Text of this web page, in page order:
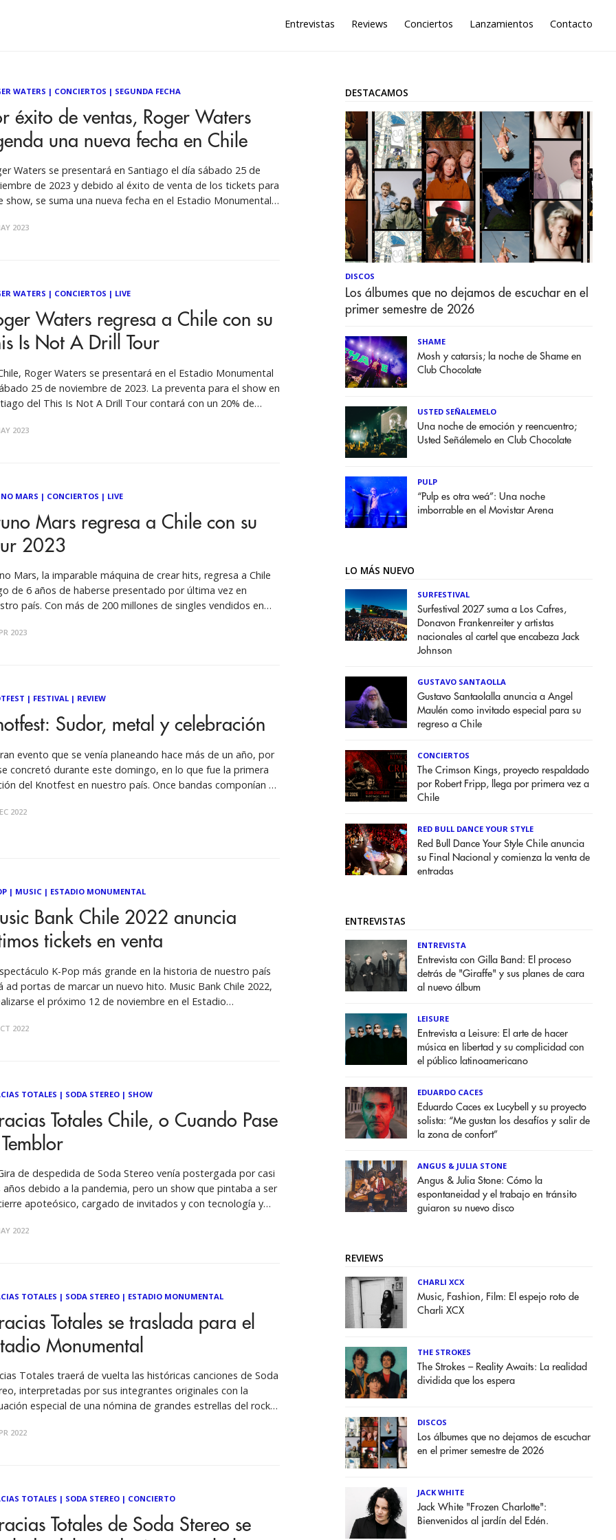
Entrevistas Reviews Conciertos Lanzamientos Contacto
WATERS | CONCIERTOS | SEGUNDA FECHA
éxito de ventas, Roger Waters
una nueva fecha en Chile
Waters se presentará en Santiago el día sábado 25 de
de 2023 y debido al éxito de venta de los tickets para
show, se suma una nueva fecha en el Estadio Monumental.
se realizará
2023
WATERS | CONCIERTOS | LIVE
Waters regresa a Chile con su
Is Not A Drill Tour
Roger Waters se presentará en el Estadio Monumental
25 de noviembre de 2023. La preventa para el show en
del This Is Not A Drill Tour contará con un 20% de
exclusiva
2023
MARS | CONCIERTOS | LIVE
Mars regresa a Chile con su
2023
Mars, la imparable máquina de crear hits, regresa a Chile
de 6 años de haberse presentado por última vez en
país. Con más de 200 millones de singles vendidos en
reconocidos de los últimos tiempos,
2023
| FESTIVAL| REVIEW
Sudor, metal y celebración
evento que se venía planeando hace más de un año, por
concretó durante este domingo, en lo que fue la primera
del Knotfest en nuestro país. Once bandas componían el
y nacional. En
2022
| MUSIC| ESTADIO MONUMENTAL
Bank Chile 2022 anuncia
tickets en venta
K-Pop más grande en la historia de nuestro país
ad portas de marcar un nuevo hito. Music Bank Chile 2022,
el próximo 12 de noviembre en el Estadio
unidades de confirmar su sold
2022
TOTALES | SODA STEREO| SHOW
Totales Chile, o Cuando Pase
de despedida de Soda Stereo venía postergada por casi
años debido a la pandemia, pero un show que pintaba a ser
apoteósico, cargado de invitados y con tecnología y
45 minutos debido a problemas técnicos.
2022
TOTALES | SODA STEREO| ESTADIO MONUMENTAL
Totales se traslada para el
Monumental
Totales traerá de vuelta las históricas canciones de Soda
interpretadas por sus integrantes originales con la
especial de una nómina de grandes estrellas del rock
presencial y otros a través de una espectacular puesta
2022
TOTALES | SODA STEREO| CONCIERTO
Totales de Soda Stereo se
DESTACAMOS
DISCOS
Los álbumes que no dejamos de escuchar en el
primer semestre de 2026
SHAME
Mosh y catarsis; la noche de Shame en
Club Chocolate
USTED SEÑALEMELO
Una noche de emoción y reencuentro;
Usted Señálemelo en Club Chocolate
PULP
“Pulp es otra weá”: Una noche
imborrable en el Movistar Arena
LO MÁS NUEVO
SURFESTIVAL
Surfestival 2027 suma a Los Cafres,
Donavon Frankenreiter y artistas
nacionales al cartel que encabeza Jack
Johnson
GUSTAVO SANTAOLLA
Gustavo Santaolalla anuncia a Angel
Maulén como invitado especial para su
regreso a Chile
CONCIERTOS
The Crimson Kings, proyecto respaldado
por Robert Fripp, llega por primera vez a
Chile
RED BULL DANCE YOUR STYLE
Red Bull Dance Your Style Chile anuncia
su Final Nacional y comienza la venta de
entradas
ENTREVISTAS
ENTREVISTA
Entrevista con Gilla Band: El proceso
detrás de "Giraffe" y sus planes de cara
al nuevo álbum
LEISURE
Entrevista a Leisure: El arte de hacer
música en libertad y su complicidad con
el público latinoamericano
EDUARDO CACES
Eduardo Caces ex Lucybell y su proyecto
solista: “Me gustan los desafíos y salir de
la zona de confort”
ANGUS & JULIA STONE
Angus & Julia Stone: Cómo la
espontaneidad y el trabajo en tránsito
guiaron su nuevo disco
REVIEWS
CHARLI XCX
Music, Fashion, Film: El espejo roto de
Charli XCX
THE STROKES
The Strokes – Reality Awaits: La realidad
dividida que los espera
DISCOS
Los álbumes que no dejamos de escuchar
en el primer semestre de 2026
JACK WHITE
Jack White "Frozen Charlotte":
Bienvenidos al jardín del Edén.